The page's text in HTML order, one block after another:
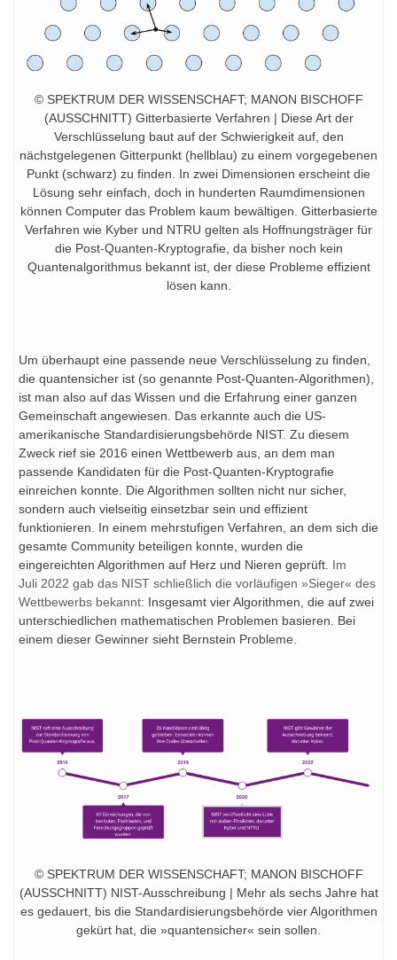
© SPEKTRUM DER WISSENSCHAFT; MANON BISCHOFF
(AUSSCHNITT) Gitterbasierte Verfahren | Diese Art der
Verschlüsselung baut auf der Schwierigkeit auf, den
nächstgelegenen Gitterpunkt (hellblau) zu einem vorgegebenen
Punkt (schwarz) zu finden. In zwei Dimensionen erscheint die
Lösung sehr einfach, doch in hunderten Raumdimensionen
können Computer das Problem kaum bewältigen. Gitterbasierte
Verfahren wie Kyber und NTRU gelten als Hoffnungsträger für
die Post-Quanten-Kryptografie, da bisher noch kein
Quantenalgorithmus bekannt ist, der diese Probleme effizient
lösen kann.
Um überhaupt eine passende neue Verschlüsselung zu finden,
die quantensicher ist (so genannte Post-Quanten-Algorithmen),
ist man also auf das Wissen und die Erfahrung einer ganzen
Gemeinschaft angewiesen. Das erkannte auch die US-
amerikanische Standardisierungsbehörde NIST. Zu diesem
Zweck rief sie 2016 einen Wettbewerb aus, an dem man
passende Kandidaten für die Post-Quanten-Kryptografie
einreichen konnte. Die Algorithmen sollten nicht nur sicher,
sondern auch vielseitig einsetzbar sein und effizient
funktionieren. In einem mehrstufigen Verfahren, an dem sich die
gesamte Community beteiligen konnte, wurden die
eingereichten Algorithmen auf Herz und Nieren geprüft. Im
Juli 2022 gab das NIST schließlich die vorläufigen »Sieger« des
Wettbewerbs bekannt: Insgesamt vier Algorithmen, die auf zwei
unterschiedlichen mathematischen Problemen basieren. Bei
einem dieser Gewinner sieht Bernstein Probleme.
© SPEKTRUM DER WISSENSCHAFT; MANON BISCHOFF
(AUSSCHNITT) NIST-Ausschreibung | Mehr als sechs Jahre hat
es gedauert, bis die Standardisierungsbehörde vier Algorithmen
gekürt hat, die »quantensicher« sein sollen.